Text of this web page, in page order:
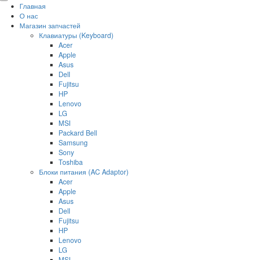
Главная
О нас
Магазин запчастей
Клавиатуры (Keyboard)
Acer
Apple
Asus
Dell
Fujitsu
HP
Lenovo
LG
MSI
Packard Bell
Samsung
Sony
Toshiba
Блоки питания (AC Adaptor)
Acer
Apple
Asus
Dell
Fujitsu
HP
Lenovo
LG